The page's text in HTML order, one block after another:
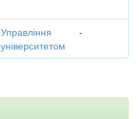
Управління
університетом
-